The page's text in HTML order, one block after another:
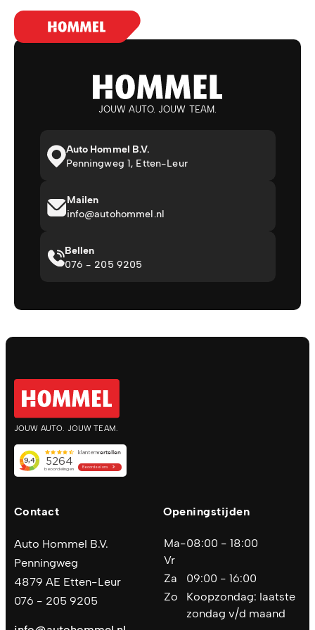
JOUW AUTO. JOUW TEAM.
Auto Hommel B.V.
Penningweg 1, Etten-Leur
Mailen
info@autohommel.nl
Bellen
076 - 205 9205
JOUW AUTO. JOUW TEAM.
Contact
Auto Hommel B.V.
Penningweg
4879 AE Etten-Leur
076 - 205 9205
Openingstijden
Ma-
Vr
08:00 - 18:00
Za
09:00 - 16:00
Zo
Koopzondag: laatste
zondag v/d maand